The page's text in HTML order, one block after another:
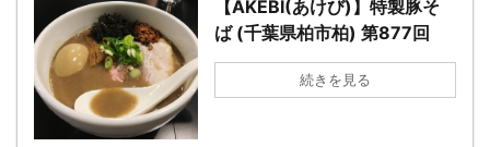
【AKEBI(あけび)】特製豚そ
ば (千葉県柏市柏) 第877回
続きを見る